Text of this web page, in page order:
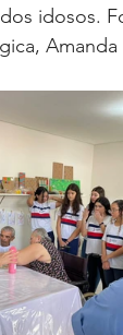
idosos.
Amanda